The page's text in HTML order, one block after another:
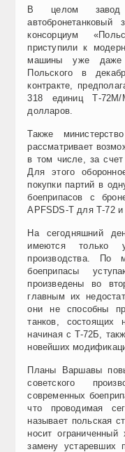
В целом завод
консорциум
приступили к
машины уже даже
Польского в
контракте,
318 единиц Т-
долларов.
Также
рассматривает
в том числе, за счет
Для этого
покупки партий в
боеприпасов с
APFSDS-T для Т-72 и
На сегодняшний
имеются только
производства. По
боеприпасы
произведены во
главным их
они не способны
танков, состоящих
начиная с T-72Б,
новейших
Планы Варшавы
советского
современных
что проводимая
называет польская
носит
замену устаревших